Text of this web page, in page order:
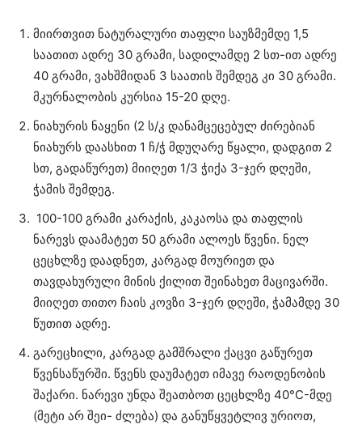
მიირთვით ნატურალური თაფლი საუზმემდე 1,5
საათით ადრე 30 გრამი, სადილამდე 2 სთ-ით ადრე
40 გრამი, ვახშმიდან 3 საათის შემდეგ კი 30 გრამი.
მკურნალობის კურსია 15-20 დღე.
ნიახურის ნაყენი (2 ს/კ დანამცეცებულ ძირებიან
ნიახურს დაასხით 1 ჩ/ჭ მდუღარე წყალი, დადგით 2
სთ, გადაწურეთ) მიიღეთ 1/3 ჭიქა 3-ჯერ დღეში,
ჭამის შემდეგ.
100-100 გრამი კარაქის, კაკაოსა და თაფლის
ნარევს დაამატეთ 50 გრამი ალოეს წვენი. ნელ
ცეცხლზე დაადნეთ, კარგად მოურიეთ და
თავდახურული მინის ქილით შეინახეთ მაცივარში.
მიიღეთ თითო ჩაის კოვზი 3-ჯერ დღეში, ჭამამდე 30
წუთით ადრე.
გარეცხილი, კარგად გამშრალი ქაცვი გაწურეთ
წვენსაწურში. წვენს დაუმატეთ იმავე რაოდენობის
შაქარი. ნარევი უნდა შეათბოთ ცეცხლზე 40°C-მდე
(მეტი არ შეი- ძლება) და განუწყვეტლივ ურიოთ,